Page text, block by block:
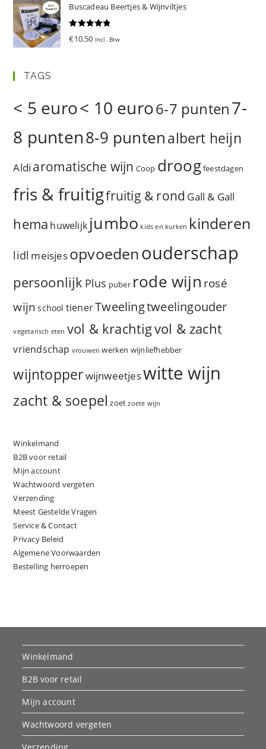
Buscadeau Beertjes & Wijnviltjes
Gewaardeer
€10.50 Incl. Btw
TAGS
< 5 euro< 10 euro6-7 punten7-
8 punten8-9 puntenalbert heijn
Aldi aromatische wijn Coop droogfeestdagen
fris & fruitigfruitig & rond Gall & Gall
hema huwelijk jumbo kids en kurken kinderen
lidl meisjesopvoedenouderschap
persoonlijk Plus puber rode wijn rosé
wijn school tienerTweelingtweelingouder
vegetarisch eten vol & krachtigvol & zacht
vriendschap vrouwen werken wijnliefhebber
wijntopperwijnweetjeswitte wijn
zacht & soepel zoet zoete wijn
Winkelmand
B2B voor retail
Mijn account
Wachtwoord vergeten
Verzending
Meest Gestelde Vragen
Service & Contact
Privacy Beleid
Algemene Voorwaarden
Bestelling herroepen
Winkelmand
B2B voor retail
Mijn account
Wachtwoord vergeten